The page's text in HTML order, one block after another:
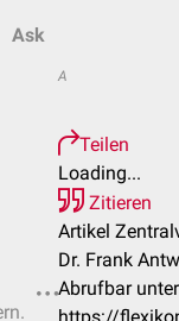
Ask
A
Teilen
Loading...
Zitieren
Artikel
Dr. Frank
Abrufbar